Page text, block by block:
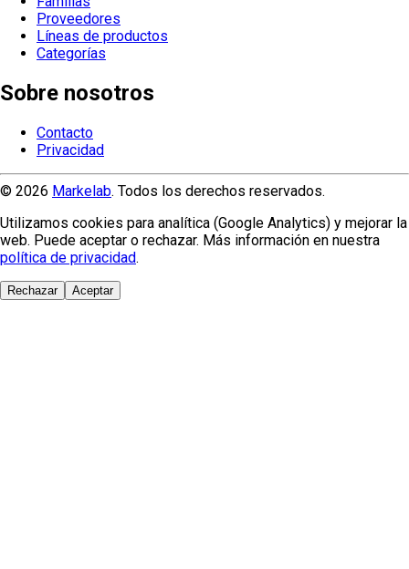
Proveedores
Líneas de productos
Categorías
Sobre nosotros
Contacto
Privacidad
© 2026 Markelab. Todos los derechos reservados.
Utilizamos cookies para analítica (Google Analytics) y mejorar la
web. Puede aceptar o rechazar. Más información en nuestra
política de privacidad.
Rechazar Aceptar